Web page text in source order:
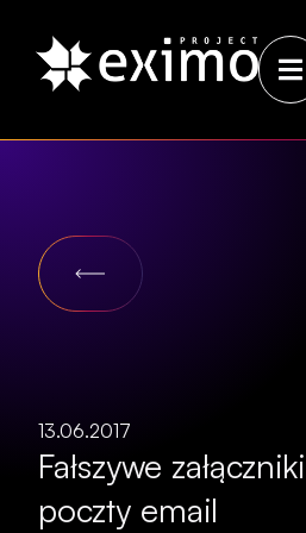
13.06.2017
Fałszywe
poczty email